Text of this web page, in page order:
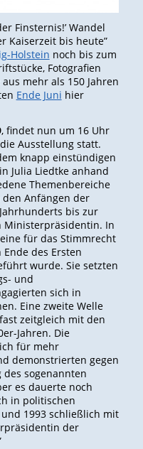
Finsternis!’ Wandel
Kaiserzeit bis heute”
Holstein noch bis zum
Fotografien
mehr als 150 Jahren
Ende Juni hier
, findet nun um 16 Uhr
Ausstellung statt.
knapp einstündigen
Julia Liedtke anhand
Themenbereiche
den Anfängen der
bis zur
Ministerpräsidentin. In
für das Stimmrecht
des Ersten
wurde. Sie setzten
und
sich in
Eine zweite Welle
zeitgleich mit den
Jahren. Die
für mehr
demonstrierten gegen
sogenannten
es dauerte noch
in politischen
1993 schließlich mit
der